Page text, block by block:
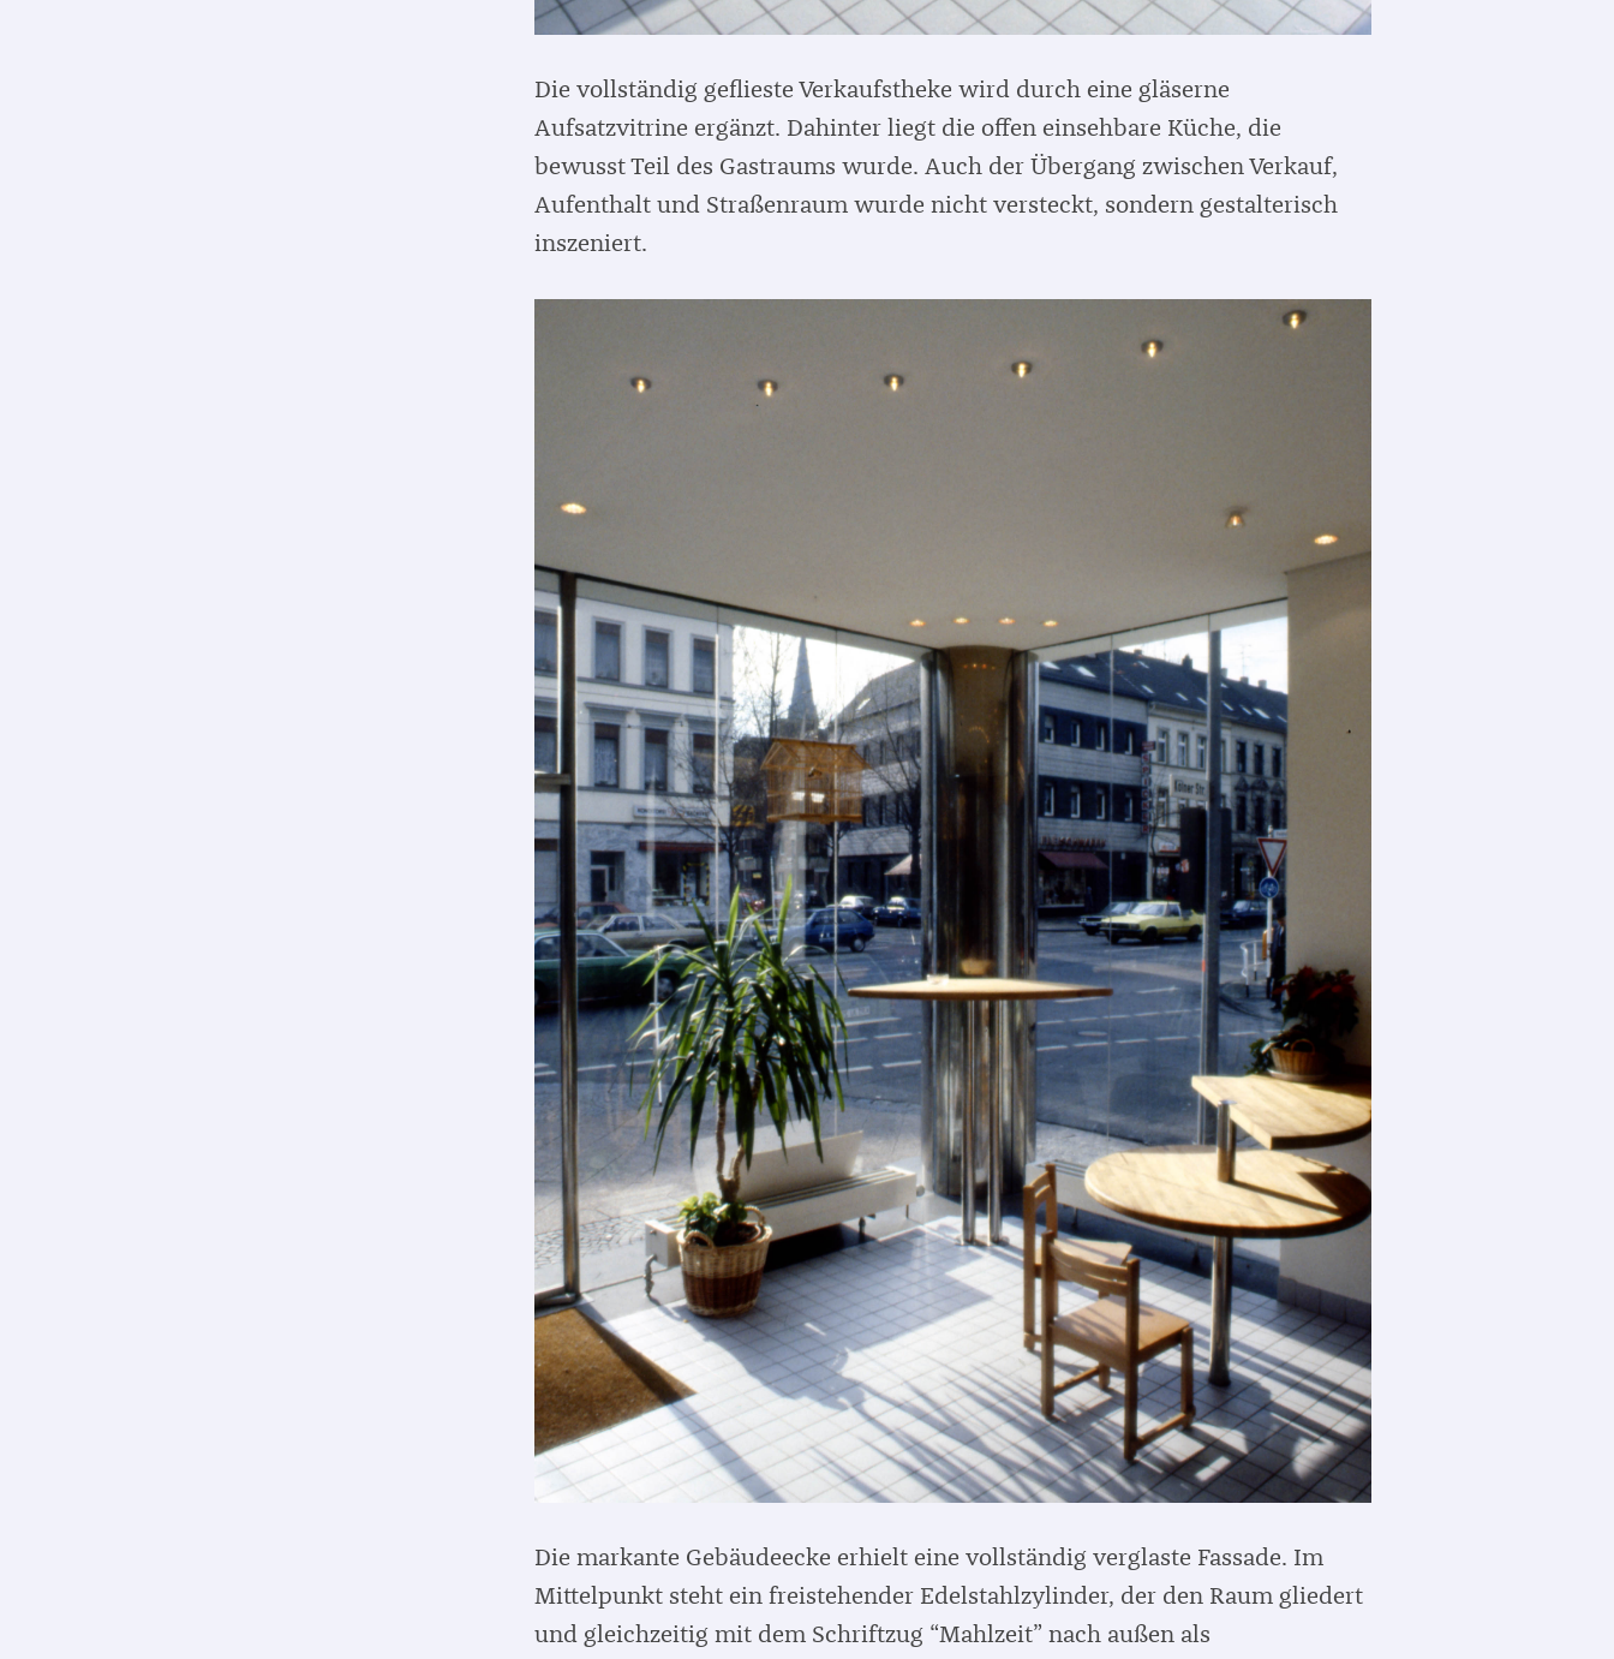
Die vollständig geflieste Verkaufstheke wird durch eine gläserne
Aufsatzvitrine ergänzt. Dahinter liegt die offen einsehbare Küche, die
bewusst Teil des Gastraums wurde. Auch der Übergang zwischen Verkauf,
Aufenthalt und Straßenraum wurde nicht versteckt, sondern gestalterisch
inszeniert.
Die markante Gebäudeecke erhielt eine vollständig verglaste Fassade. Im
Mittelpunkt steht ein freistehender Edelstahlzylinder, der den Raum gliedert
und gleichzeitig mit dem Schriftzug “Mahlzeit” nach außen als